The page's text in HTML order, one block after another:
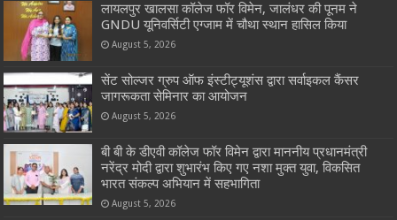
लायलपुर खालसा कॉलेज फॉर विमेन, जालंधर की पूनम ने
GNDU यूनिवर्सिटी एग्जाम में चौथा स्थान हासिल किया
August 5, 2026
सेंट सोल्जर ग्रुप ऑफ इंस्टीट्यूशंस द्वारा सर्वाइकल कैंसर
जागरूकता सेमिनार का आयोजन
August 5, 2026
बी बी के डीएवी कॉलेज फॉर विमेन द्वारा माननीय प्रधानमंत्री
नरेंद्र मोदी द्वारा शुभारंभ किए गए नशा मुक्त युवा, विकसित
भारत संकल्प अभियान में सहभागिता
August 5, 2026